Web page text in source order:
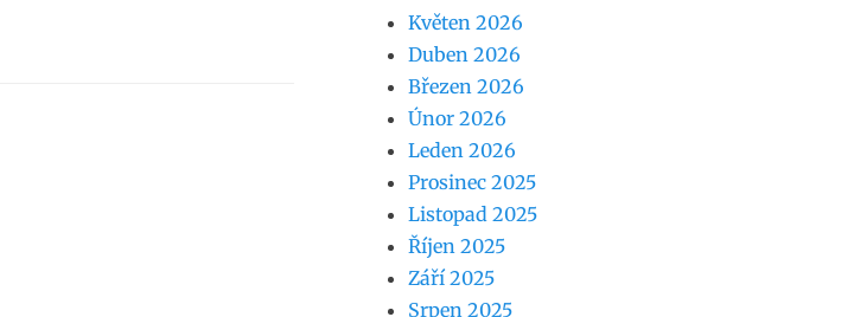
Květen 2026
Duben 2026
Březen 2026
Únor 2026
Leden 2026
Prosinec 2025
Listopad 2025
Říjen 2025
Září 2025
Srpen 2025